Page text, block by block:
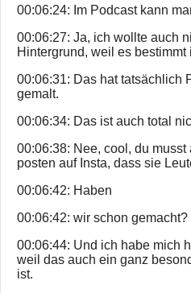
00:06:24: Im Podcast kann
00:06:27: Ja, ich wollte auch
Hintergrund, weil es
00:06:31: Das hat tatsächlich
gemalt.
00:06:34: Das ist auch total
00:06:38: Nee, cool, du
posten auf Insta, dass sie
00:06:42: Haben
00:06:42: wir schon gemacht?
00:06:44: Und ich habe mich
weil das auch ein ganz
ist.